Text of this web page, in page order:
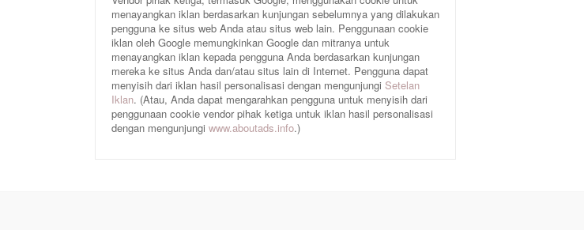
menayangkan iklan berdasarkan kunjungan sebelumnya yang dilakukan
pengguna ke situs web Anda atau situs web lain. Penggunaan cookie
iklan oleh Google memungkinkan Google dan mitranya untuk
menayangkan iklan kepada pengguna Anda berdasarkan kunjungan
mereka ke situs Anda dan/atau situs lain di Internet. Pengguna dapat
menyisih dari iklan hasil personalisasi dengan mengunjungi Setelan
Iklan. (Atau, Anda dapat mengarahkan pengguna untuk menyisih dari
penggunaan cookie vendor pihak ketiga untuk iklan hasil personalisasi
dengan mengunjungi www.aboutads.info.)